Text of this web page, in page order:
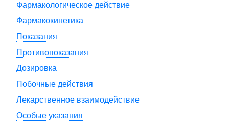
Фармакологическое действие
Фармакокинетика
Показания
Противопоказания
Дозировка
Побочные действия
Лекарственное взаимодействие
Особые указания